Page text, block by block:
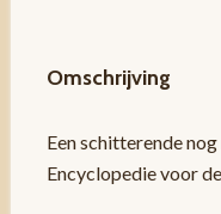
Omschrijving
Een schitterende
Encyclopedie voor